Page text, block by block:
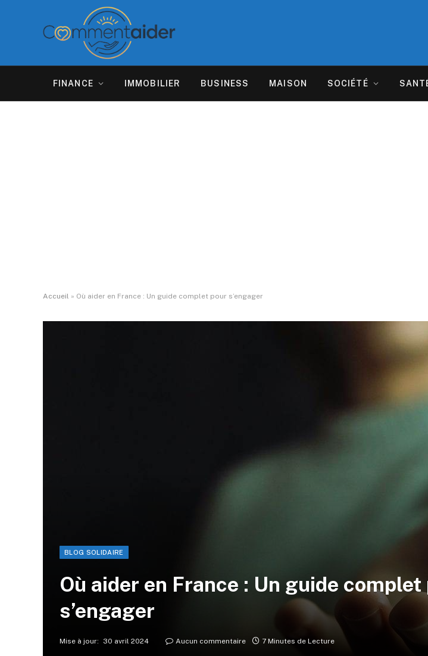
FINANCE IMMOBILIER BUSINESS MAISON SOCIÉTÉ
Accueil » Où aider en France : Un guide complet pour s’engager
BLOG SOLIDAIRE
Où aider en France : Un guide complet
s’engager
Mise à jour: 30 avril 2024 Aucun commentaire 7 Minutes de Lecture